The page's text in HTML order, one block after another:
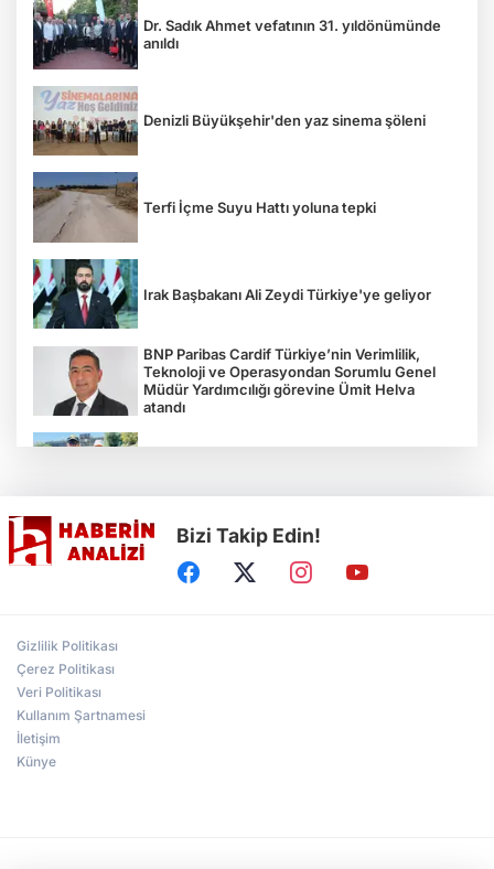
Dr. Sadık Ahmet vefatının 31. yıldönümünde
anıldı
Denizli Büyükşehir'den yaz sinema şöleni
Terfi İçme Suyu Hattı yoluna tepki
Irak Başbakanı Ali Zeydi Türkiye'ye geliyor
BNP Paribas Cardif Türkiye’nin Verimlilik,
Teknoloji ve Operasyondan Sorumlu Genel
Müdür Yardımcılığı görevine Ümit Helva
atandı
Alperen Ocakları Darıca'da yeni dönem...
Bizi Takip Edin!
Gizlilik Politikası
Çerez Politikası
Veri Politikası
Kullanım Şartnamesi
İletişim
Künye